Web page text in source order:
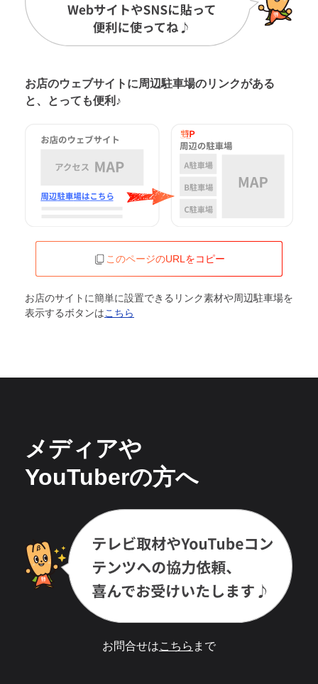
お店のウェブサイトに周辺駐車場のリンクがある
と、とっても便利♪
このページのURLをコピー
お店のサイトに簡単に設置できるリンク素材や周辺駐車場を
表示するボタンはこちら
メディアや
YouTuberの方へ
お問合せはこちら まで